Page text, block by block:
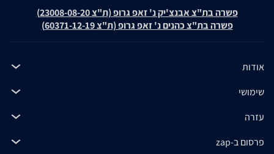
פשרה בת"צ אבנצ'יק נ' זאפ גרופ (ת"צ 23008-08-20)
פשרה בת"צ כהנים נ' זאפ גרופ (ת"צ 60371-12-19)
אודות
שימושי
עזרה
פרסום ב-zap